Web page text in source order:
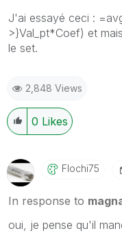
J'ai essayé ceci :
>}Val_pt*Coef) et
le set.
2,848 Views
0 Likes
Flochi75
In response to
oui, je pense qu'il